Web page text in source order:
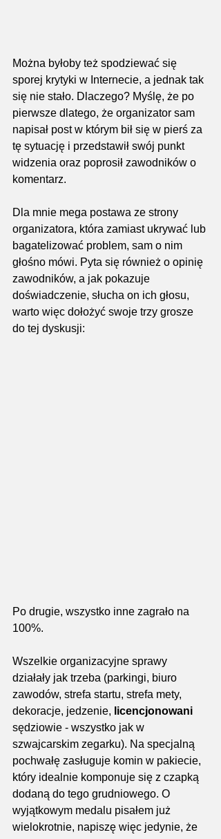
Można byłoby też spodziewać się
sporej krytyki w Internecie, a jednak tak
się nie stało. Dlaczego? Myślę, że po
pierwsze dlatego, że organizator sam
napisał post w którym bił się w pierś za
tę sytuację i przedstawił swój punkt
widzenia oraz poprosił zawodników o
komentarz.
Dla mnie mega postawa ze strony
organizatora, która zamiast ukrywać lub
bagatelizować problem, sam o nim
głośno mówi. Pyta się również o opinię
zawodników, a jak pokazuje
doświadczenie, słucha on ich głosu,
warto więc dołożyć swoje trzy grosze
do tej dyskusji:
Po drugie, wszystko inne zagrało na
100%.
Wszelkie organizacyjne sprawy
działały jak trzeba (parkingi, biuro
zawodów, strefa startu, strefa mety,
dekoracje, jedzenie, licencjonowani
sędziowie - wszystko jak w
szwajcarskim zegarku). Na specjalną
pochwałę zasługuje komin w pakiecie,
który idealnie komponuje się z czapką
dodaną do tego grudniowego. O
wyjątkowym medalu pisałem już
wielokrotnie, napiszę więc jedynie, że